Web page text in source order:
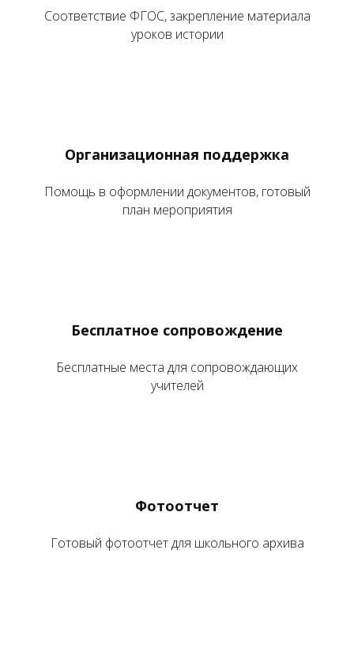
Соответствие ФГОС, закрепление материала
уроков истории
Организационная поддержка
Помощь в оформлении документов, готовый
план мероприятия
Бесплатное сопровождение
Бесплатные места для сопровождающих
учителей
Фотоотчет
Готовый фотоотчет для школьного архива